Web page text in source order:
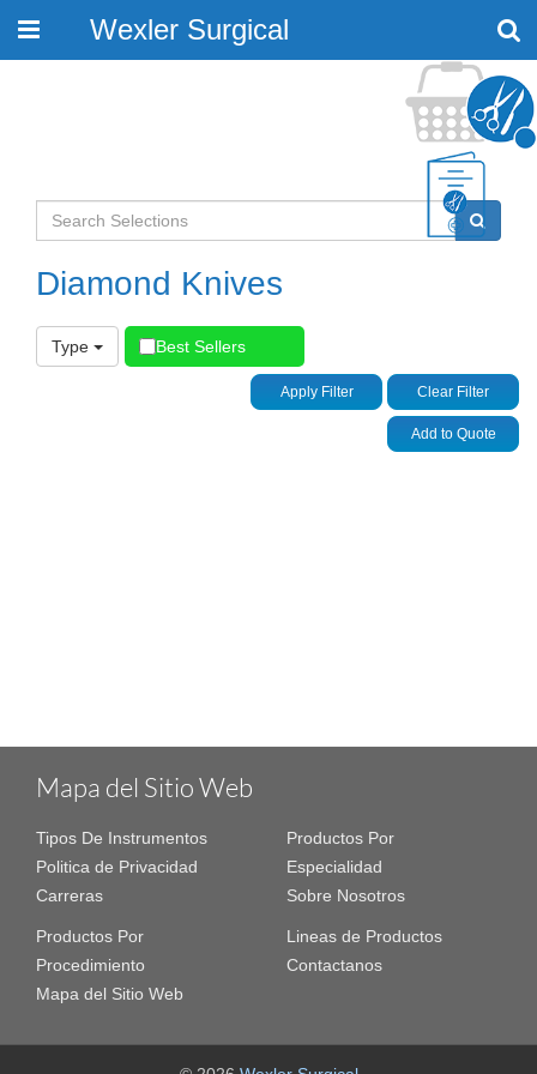
Toggle
Wexler Surgical
Diamond Knives
Type Best Sellers
Apply Filter Clear Filter
Add to Quote
Mapa del Sitio Web
Tipos De Instrumentos
Politica de Privacidad
Carreras
Productos Por
Especialidad
Sobre Nosotros
Productos Por
Procedimiento
Mapa del Sitio Web
Lineas de Productos
Contactanos